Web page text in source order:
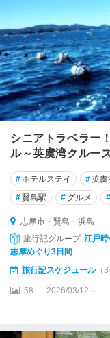
シニアトラベラー
ル～英虞湾クルー
# ホテルステイ #英虞
#賢島駅 # グルメ #
志摩市・賢島・浜島
旅行記グループ 江戸
志摩めぐり3日間
旅行記スケジュール（3
58 2026/03/12～